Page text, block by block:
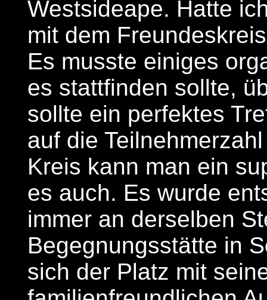
Westsideape. Hatte
mit dem
Es musste einiges
es stattfinden sollte,
sollte ein perfektes
auf die
Kreis kann man ein
es auch. Es wurde
immer an derselben
Begegnungsstätte in
sich der Platz mit